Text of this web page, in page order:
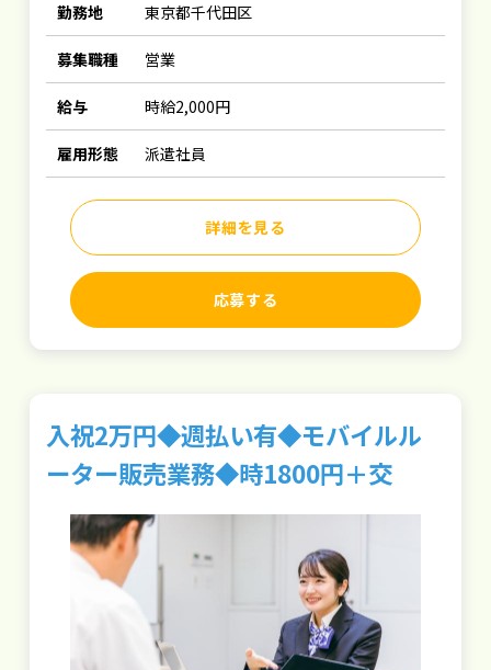
勤務地 東京都千代田区
募集職種 営業
給与 時給2,000円
雇用形態 派遣社員
詳細を見る
応募する
入祝2万円◆週払い有◆モバイルル
ーター販売業務◆時1800円＋交